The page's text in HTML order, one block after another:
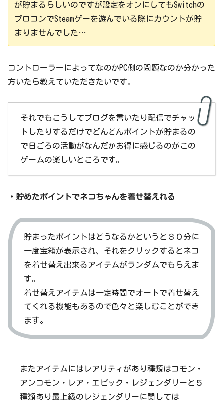
が貯まるらしいのですが設定をオンにしてもSwitchの
プロコンでSteamゲーを遊んでいる際にカウントが貯
まりませんでした…
コントローラーによってなのかPC側の問題なのか分かった
方いたら教えていただきたいです。
それでもこうしてブログを書いたり配信でチャッ
トしたりするだけでどんどんポイントが貯まるの
で日ごろの活動がなんだかお得に感じるのがこの
ゲームの楽しいところです。
・貯めたポイントでネコちゃんを着せ替えれる
貯まったポイントはどうなるかというと３０分に
一度宝箱が表示され、それをクリックするとネコ
を着せ替え出来るアイテムがランダムでもらえま
す。
着せ替えアイテムは一定時間でオートで着せ替え
てくれる機能もあるので色々と楽しむことができ
ます。
またアイテムにはレアリティがあり種類はコモン・
アンコモン・レア・エピック・レジェンダリーと５
種類あり最上級のレジェンダリーに関しては